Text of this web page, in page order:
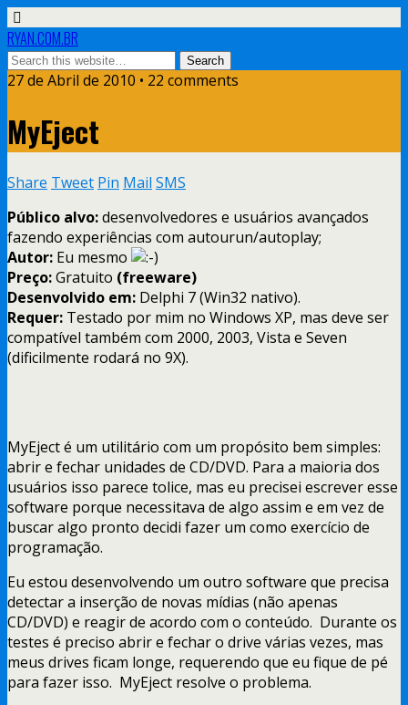
RYAN.COM.BR
27 de Abril de 2010 • 22 comments
MyEject
Share Tweet Pin Mail SMS
Público alvo:desenvolvedores e usuários avançados
fazendo experiências com autourun/autoplay;
Autor: Eu mesmo
Preço:Gratuito (freeware)
Desenvolvido em: Delphi 7 (Win32 nativo).
Requer: Testado por mim no Windows XP, mas deve ser
compatível também com 2000, 2003, Vista e Seven
(dificilmente rodará no 9X).
MyEject é um utilitário com um propósito bem simples:
abrir e fechar unidades de CD/DVD. Para a maioria dos
usuários isso parece tolice, mas eu precisei escrever esse
software porque necessitava de algo assim e em vez de
buscar algo pronto decidi fazer um como exercício de
programação.
Eu estou desenvolvendo um outro software que precisa
detectar a inserção de novas mídias (não apenas
CD/DVD) e reagir de acordo com o conteúdo. Durante os
testes é preciso abrir e fechar o drive várias vezes, mas
meus drives ficam longe, requerendo que eu fique de pé
para fazer isso. MyEject resolve o problema.